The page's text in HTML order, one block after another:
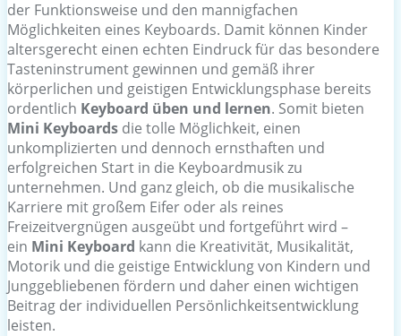
der Funktionsweise und den mannigfachen
Möglichkeiten eines Keyboards. Damit können Kinder
altersgerecht einen echten Eindruck für das besondere
Tasteninstrument gewinnen und gemäß ihrer
körperlichen und geistigen Entwicklungsphase bereits
ordentlich Keyboard üben und lernen. Somit bieten
Mini Keyboards die tolle Möglichkeit, einen
unkomplizierten und dennoch ernsthaften und
erfolgreichen Start in die Keyboardmusik zu
unternehmen. Und ganz gleich, ob die musikalische
Karriere mit großem Eifer oder als reines
Freizeitvergnügen ausgeübt und fortgeführt wird –
ein Mini Keyboard kann die Kreativität, Musikalität,
Motorik und die geistige Entwicklung von Kindern und
Junggebliebenen fördern und daher einen wichtigen
Beitrag der individuellen Persönlichkeitsentwicklung
leisten.